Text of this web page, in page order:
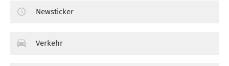
Newsticker
Verkehr